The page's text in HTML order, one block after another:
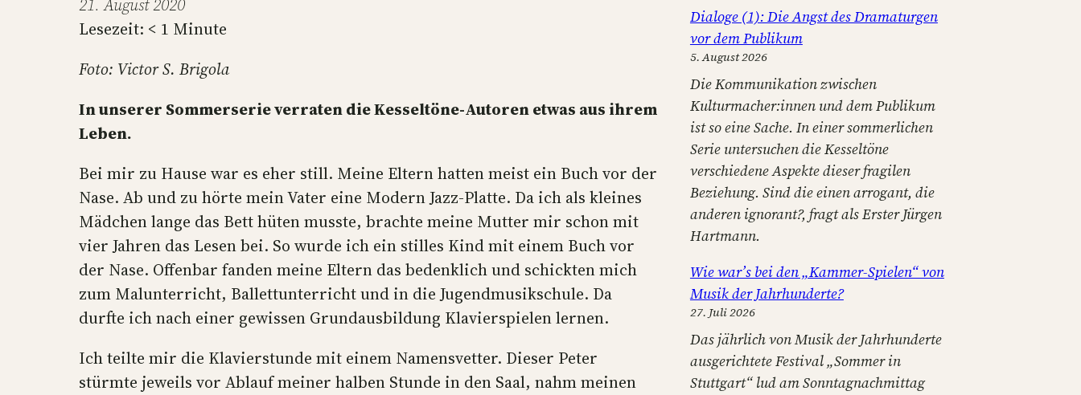
21. August 2020
Lesezeit: < 1 Minute
Foto: Victor S. Brigola
In unserer Sommerserie verraten die Kesseltöne-Autoren etwas aus ihrem
Leben.
Bei mir zu Hause war es eher still. Meine Eltern hatten meist ein Buch vor der
Nase. Ab und zu hörte mein Vater eine Modern Jazz-Platte. Da ich als kleines
Mädchen lange das Bett hüten musste, brachte meine Mutter mir schon mit
vier Jahren das Lesen bei. So wurde ich ein stilles Kind mit einem Buch vor
der Nase. Offenbar fanden meine Eltern das bedenklich und schickten mich
zum Malunterricht, Ballettunterricht und in die Jugendmusikschule. Da
durfte ich nach einer gewissen Grundausbildung Klavierspielen lernen.
Ich teilte mir die Klavierstunde mit einem Namensvetter. Dieser Peter
stürmte jeweils vor Ablauf meiner halben Stunde in den Saal, nahm meinen
Dialoge (1): Die Angst des Dramaturgen
vor dem Publikum
5. August 2026
Die Kommunikation zwischen
Kulturmacher:innen und dem Publikum
ist so eine Sache. In einer sommerlichen
Serie untersuchen die Kesseltöne
verschiedene Aspekte dieser fragilen
Beziehung. Sind die einen arrogant, die
anderen ignorant?, fragt als Erster Jürgen
Hartmann.
Wie war’s bei den „Kammer-Spielen“ von
Musik der Jahrhunderte?
27. Juli 2026
Das jährlich von Musik der Jahrhunderte
ausgerichtete Festival „Sommer in
Stuttgart“ lud am Sonntagnachmittag